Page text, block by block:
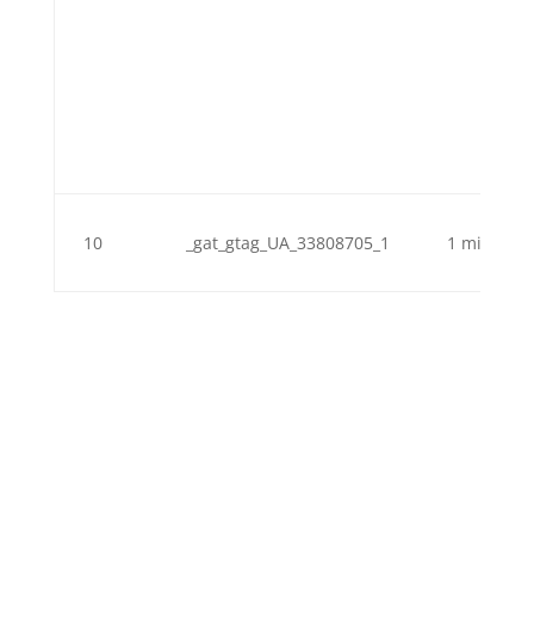
10 _gat_gtag_UA_33808705_1 1 minute